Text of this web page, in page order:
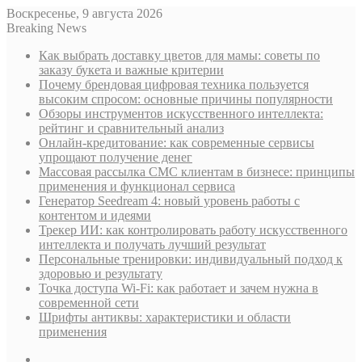
Воскресенье, 9 августа 2026
Breaking News
Как выбрать доставку цветов для мамы: советы по
заказу букета и важные критерии
Почему брендовая цифровая техника пользуется
высоким спросом: основные причины популярности
Обзоры инструментов искусственного интеллекта:
рейтинг и сравнительный анализ
Онлайн-кредитование: как современные сервисы
упрощают получение денег
Массовая рассылка СМС клиентам в бизнесе: принципы
применения и функционал сервиса
Генератор Seedream 4: новый уровень работы с
контентом и идеями
Трекер ИИ: как контролировать работу искусственного
интеллекта и получать лучший результат
Персональные тренировки: индивидуальный подход к
здоровью и результату
Точка доступа Wi-Fi: как работает и зачем нужна в
современной сети
Шрифты антиквы: характеристики и области
применения